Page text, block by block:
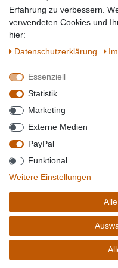
Sofort
Sofort
Erfahrung zu verbessern.
verwendeten Cookies und
hier:
Daten­schutz­erklärung
Essenziell
Statistik
Marketing
Externe Medien
PayPal
Funktional
Weitere Einstellungen